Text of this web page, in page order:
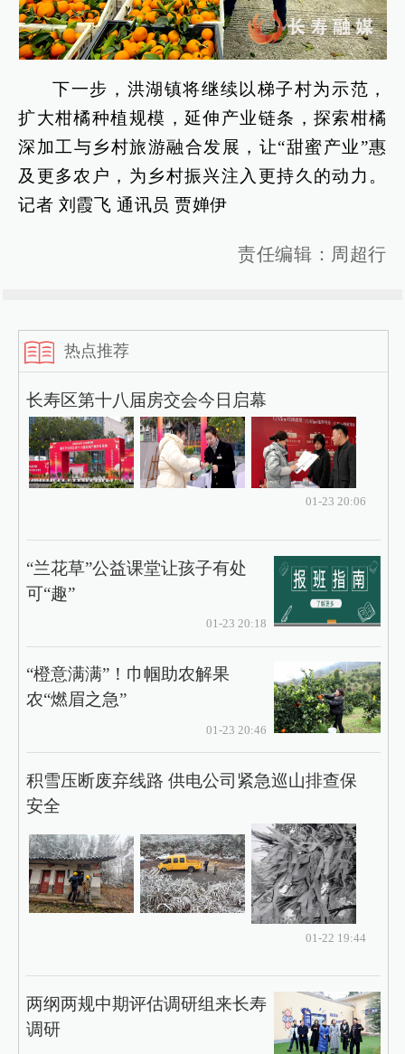
下一步，洪湖镇将继续以梯子村为示范，
扩大柑橘种植规模，延伸产业链条，探索柑橘
深加工与乡村旅游融合发展，让“甜蜜产业”惠
及更多农户，为乡村振兴注入更持久的动力。
记者 刘霞飞 通讯员 贾婵伊
责任编辑：周超行
热点推荐
长寿区第十八届房交会今日启幕
01-23 20:06
“兰花草”公益课堂让孩子有处
可“趣”
01-23 20:18
“橙意满满”！巾帼助农解果
农“燃眉之急”
01-23 20:46
积雪压断废弃线路 供电公司紧急巡山排查保
安全
01-22 19:44
两纲两规中期评估调研组来长寿
调研